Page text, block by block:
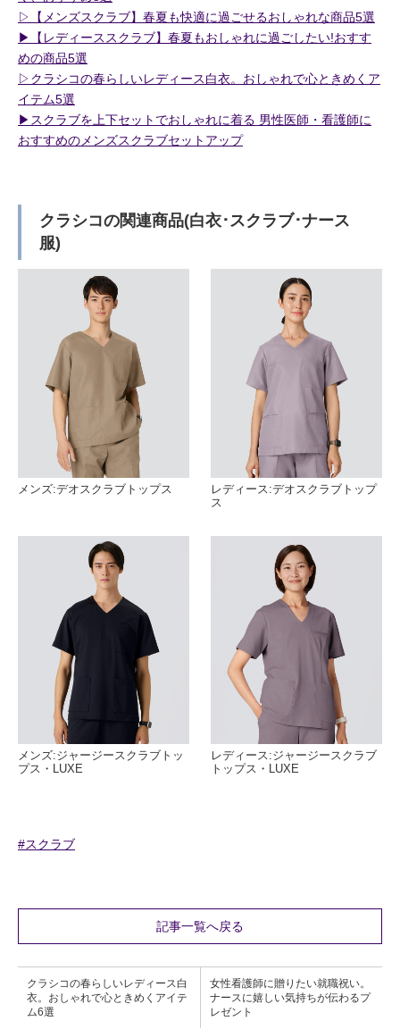
▷【メンズスクラブ】春夏も快適に過ごせるおしゃれな商品5選
▶︎【レディーススクラブ】春夏もおしゃれに過ごしたい!おすす
めの商品5選
▷クラシコの春らしいレディース白衣。おしゃれで心ときめくア
イテム5選
▶︎スクラブを上下セットでおしゃれに着る 男性医師・看護師に
おすすめのメンズスクラブセットアップ
クラシコの関連商品(白衣･スクラブ･ナース
服)
メンズ:デオスクラブトップス
レディース:デオスクラブトップ
ス
メンズ:ジャージースクラブトッ
プス・LUXE
レディース:ジャージースクラブ
トップス・LUXE
#スクラブ
記事一覧へ戻る
クラシコの春らしいレディース白
衣。おしゃれで心ときめくアイテ
ム6選
女性看護師に贈りたい就職祝い。
ナースに嬉しい気持ちが伝わるプ
レゼント